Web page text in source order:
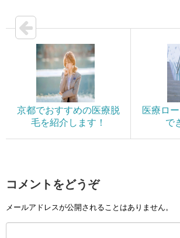
京都でおすすめの医療脱
毛を紹介します！
医療ロ
で
コメントをどうぞ
メールアドレスが公開されることはありません。